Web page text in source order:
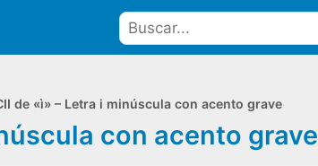
de «ì» – Letra i minúscula con acento grave
con acento grave